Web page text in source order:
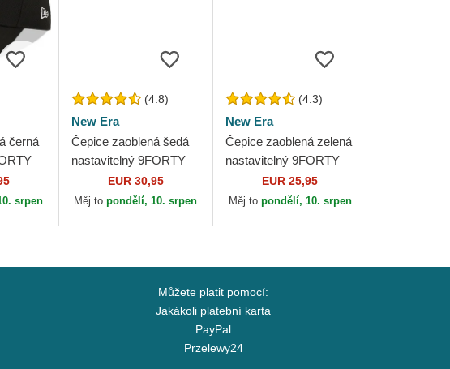
černá
York
Era
srpen
(4.8)
New Era
Čepice zaoblená šedá
nastavitelný 9FORTY
Diamond Era New York
Yankees MLB New Era
EUR 30,95
Měj topondělí, 10. srpen
(4.3)
New Era
Čepice zaoblená zelená
nastavitelný 9FORTY
Outline New York
Yankees MLB New Era
EUR 25,95
Měj to pondělí, 10. srpen
Můžete platit pomocí:
Jakákoli platební karta
PayPal
Przelewy24